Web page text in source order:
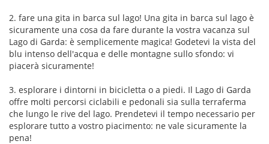
2. fare una gita in barca sul lago! Una gita in barca sul lago è
sicuramente una cosa da fare durante la vostra vacanza sul
Lago di Garda: è semplicemente magica! Godetevi la vista del
blu intenso dell'acqua e delle montagne sullo sfondo: vi
piacerà sicuramente!
3. esplorare i dintorni in bicicletta o a piedi. Il Lago di Garda
offre molti percorsi ciclabili e pedonali sia sulla terraferma
che lungo le rive del lago. Prendetevi il tempo necessario per
esplorare tutto a vostro piacimento: ne vale sicuramente la
pena!